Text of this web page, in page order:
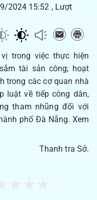
2024 15:52 , Lượt
trong việc thực hiện
tài sản công; hoạt
trong các cơ quan nhà
luật về tiếp công dân,
tham nhũng đối với
phố Đà Nẵng. Xem
Thanh tra Sở.